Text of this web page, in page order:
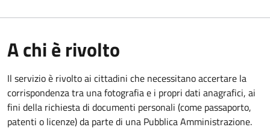
A chi è rivolto
Il servizio è rivolto ai cittadini che necessitano accertare la
corrispondenza tra una fotografia e i propri dati anagrafici, ai
fini della richiesta di documenti personali (come passaporto,
patenti o licenze) da parte di una Pubblica Amministrazione.